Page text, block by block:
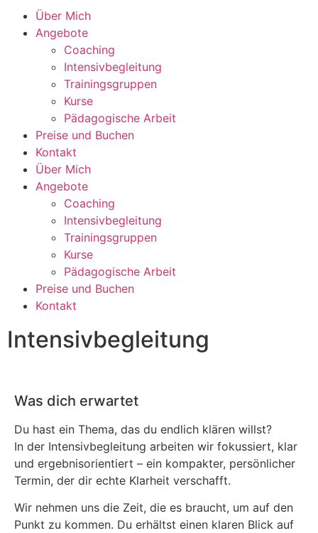
Über Mich
Angebote
Coaching
Intensivbegleitung
Trainingsgruppen
Kurse
Pädagogische Arbeit
Preise und Buchen
Kontakt
Über Mich
Angebote
Coaching
Intensivbegleitung
Trainingsgruppen
Kurse
Pädagogische Arbeit
Preise und Buchen
Kontakt
Intensivbegleitung
Was dich erwartet
Du hast ein Thema, das du endlich klären willst?
In der Intensivbegleitung arbeiten wir fokussiert, klar
und ergebnisorientiert – ein kompakter, persönlicher
Termin, der dir echte Klarheit verschafft.
Wir nehmen uns die Zeit, die es braucht, um auf den
Punkt zu kommen. Du erhältst einen klaren Blick auf